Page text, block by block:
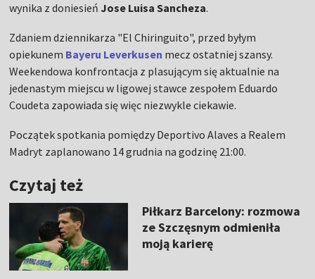
wynika z doniesień Jose Luisa Sancheza.
Zdaniem dziennikarza "El Chiringuito", przed byłym
opiekunem Bayeru Leverkusen mecz ostatniej szansy.
Weekendowa konfrontacja z plasującym się aktualnie na
jedenastym miejscu w ligowej stawce zespołem Eduardo
Coudeta zapowiada się więc niezwykle ciekawie.
Początek spotkania pomiędzy Deportivo Alaves a Realem
Madryt zaplanowano 14 grudnia na godzinę 21:00.
Czytaj też
Piłkarz Barcelony: rozmowa
ze Szczęsnym odmieniła
moją karierę